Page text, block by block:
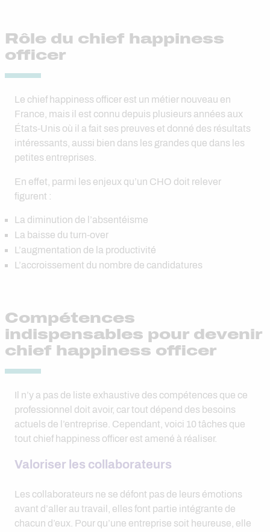
Rôle du chief happiness
officer
Le chief happiness officer est un métier nouveau en
France, mais il est connu depuis plusieurs années aux
États-Unis où il a fait ses preuves et donné des résultats
intéressants, aussi bien dans les grandes que dans les
petites entreprises.
En effet, parmi les enjeux qu’un CHO doit relever
figurent :
La diminution de l’absentéisme
La baisse du turn-over
L’augmentation de la productivité
L’accroissement du nombre de candidatures
Compétences
indispensables pour devenir
chief happiness officer
Il n’y a pas de liste exhaustive des compétences que ce
professionnel doit avoir, car tout dépend des besoins
actuels de l’entreprise. Cependant, voici 10 tâches que
tout chief happiness officer est amené à réaliser.
Valoriser les collaborateurs
Les collaborateurs ne se défont pas de leurs émotions
avant d’aller au travail, elles font partie intégrante de
chacun d’eux. Pour qu’une entreprise soit heureuse, elle